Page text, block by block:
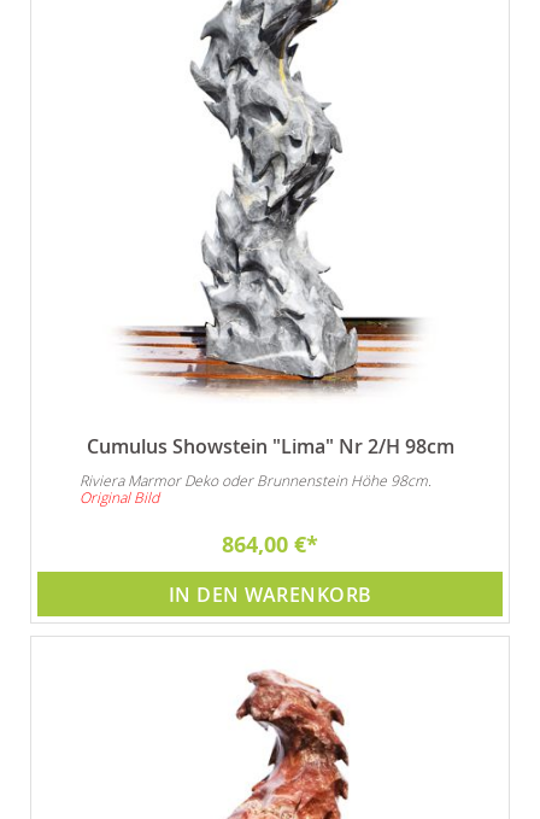
Cumulus Showstein "Lima" Nr 2/H 98cm
Riviera Marmor Deko oder Brunnenstein Höhe 98cm.
Original Bild
864,00 €
IN DEN WARENKORB